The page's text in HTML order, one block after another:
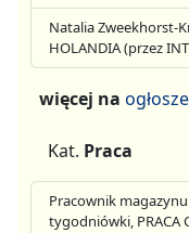
Natalia Zweekhorst-
HOLANDIA (przez
więcej na
Kat. Praca
Pracownik
tygodniówki, PRACA